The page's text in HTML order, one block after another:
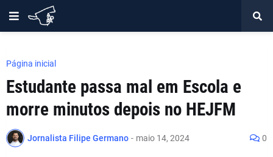
Página inicial
Estudante passa mal em Escola e
morre minutos depois no HEJFM
Jornalista Filipe Germano - maio 14, 2024 0